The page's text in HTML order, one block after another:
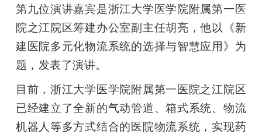
第九位演讲嘉宾是浙江大学医学院附属第一医
院之江院区筹建办公室副主任胡亮，他以《新
建医院多元化物流系统的选择与智慧应用》为
题，发表了演讲。
目前，浙江大学医学院附属第一医院之江院区
已经建立了全新的气动管道、箱式系统、物流
机器人等多方式结合的医院物流系统，实现药